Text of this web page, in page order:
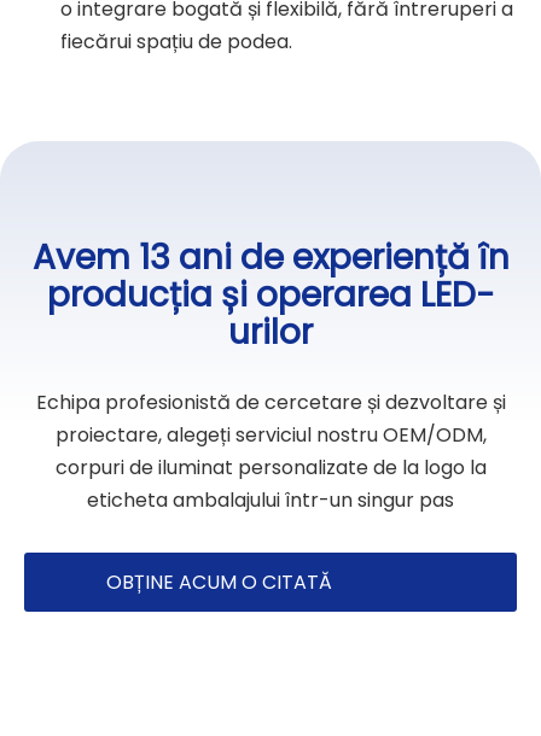
o integrare bogată și flexibilă, fără întreruperi a
fiecărui spațiu de podea.
Avem 13 ani de experiență în
producția și operarea LED-
urilor
Echipa profesionistă de cercetare și dezvoltare și
proiectare, alegeți serviciul nostru OEM/ODM,
corpuri de iluminat personalizate de la logo la
eticheta ambalajului într-un singur pas
OBȚINE ACUM O CITATĂ